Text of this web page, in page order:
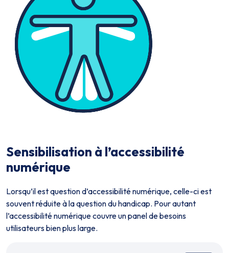
Sensibilisation à l’accessibilité
numérique
Lorsqu’il est question d’accessibilité numérique, celle-ci est
souvent réduite à la question du handicap. Pour autant
l’accessibilité numérique couvre un panel de besoins
utilisateurs bien plus large.